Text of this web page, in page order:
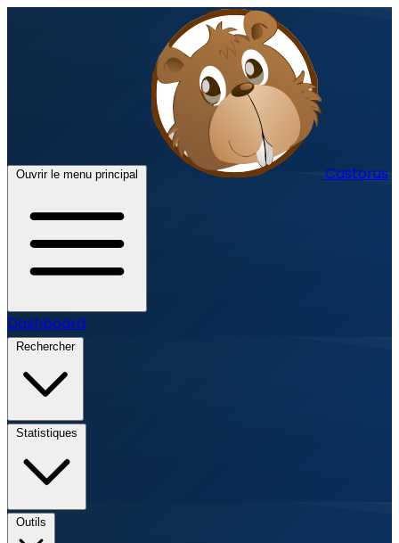
Ouvrir le menu principal Castorus
Dashboard
Rechercher
Statistiques
Outils